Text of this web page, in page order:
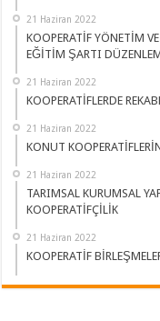
21 Haziran 2022
KOOPERATİF YÖNETİM
EĞİTİM ŞARTI
21 Haziran 2022
KOOPERATİFLERDE
21 Haziran 2022
KONUT
21 Haziran 2022
TARIMSAL KURUMSAL
KOOPERATİFÇİLİK
21 Haziran 2022
KOOPERATİF